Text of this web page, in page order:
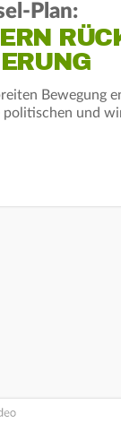
Plan:
Bewegung
und